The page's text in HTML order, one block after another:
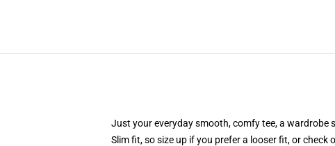
Just your everyday smooth, comfy tee, a wardrobe
Slim fit, so size up if you prefer a looser fit, or check